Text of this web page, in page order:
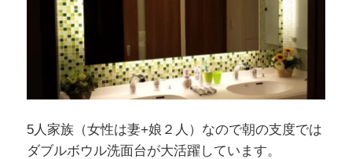
5人家族（女性は妻+娘２人）なので朝の支度では
ダブルボウル洗面台が大活躍しています。